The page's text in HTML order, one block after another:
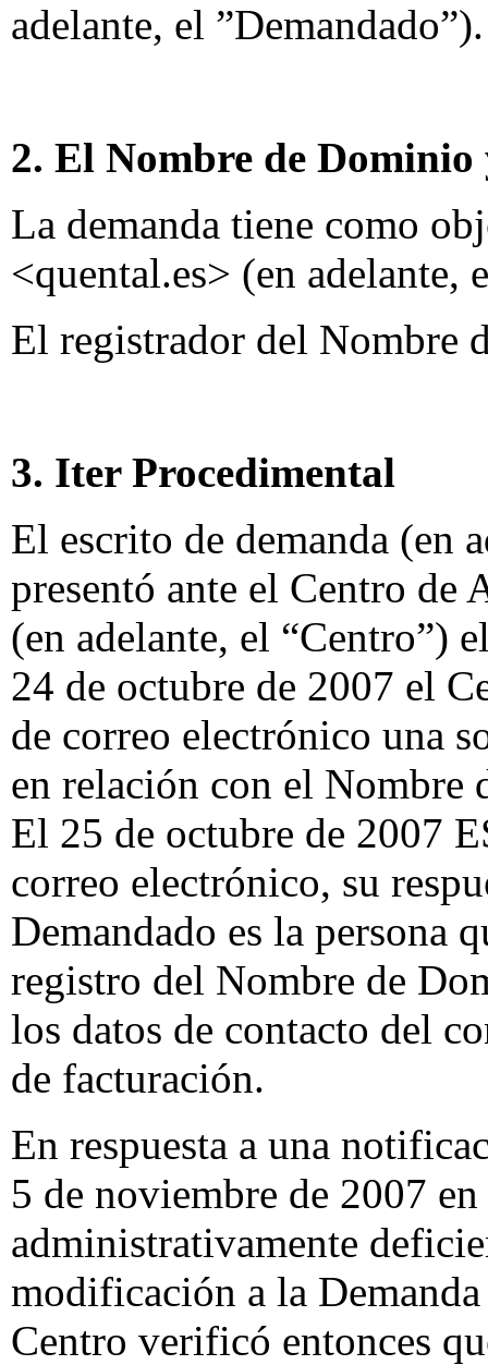
adelante, el ”Demandado”).
2. El Nombre de
La demanda tiene como
<quental.es> (en
El registrador del Nombre
3. Iter Procedimental
El escrito de demanda (en
presentó ante el Centro
(en adelante, el “Centro”)
24 de octubre de 2007 el
de correo electrónico una
en relación con el Nombre
El 25 de octubre de 2007
correo electrónico, su
Demandado es la persona
registro del Nombre de
los datos de contacto del
de facturación.
En respuesta a una
5 de noviembre de 2007
administrativamente
modificación a la
Centro verificó entonces